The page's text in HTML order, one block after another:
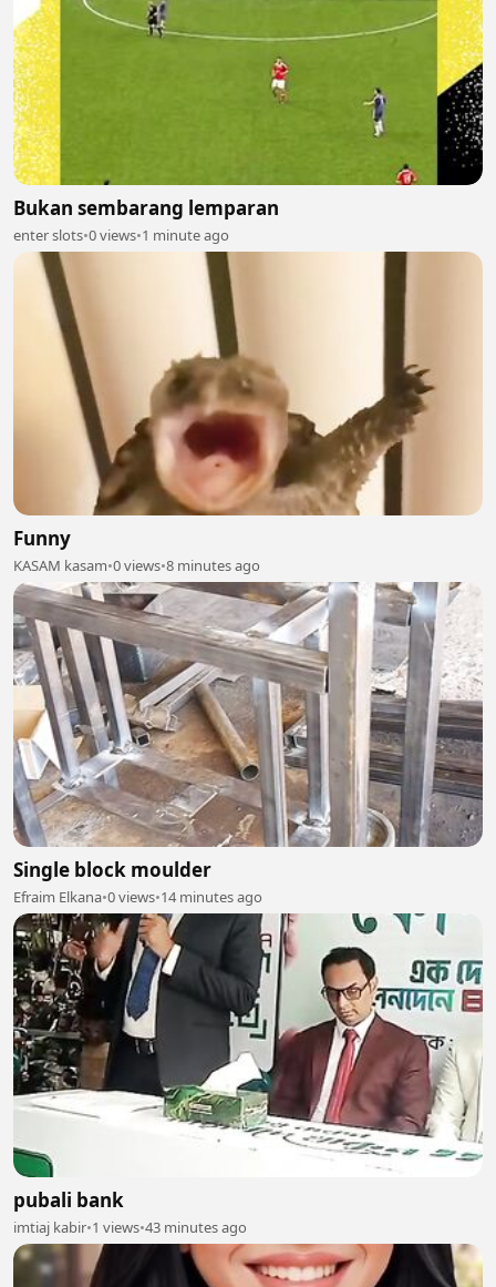
Bukan sembarang lemparan
enter slots•0 views•1 minute ago
Funny
KASAM kasam•0 views•8 minutes ago
Single block moulder
Efraim Elkana•0 views•14 minutes ago
pubali bank
imtiaj kabir•1 views•43 minutes ago